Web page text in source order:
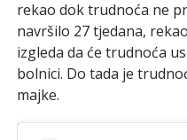
rekao dok trudnoća ne
navršilo 27 tjedana,
izgleda da će trudnoća
bolnici. Do tada je
majke.